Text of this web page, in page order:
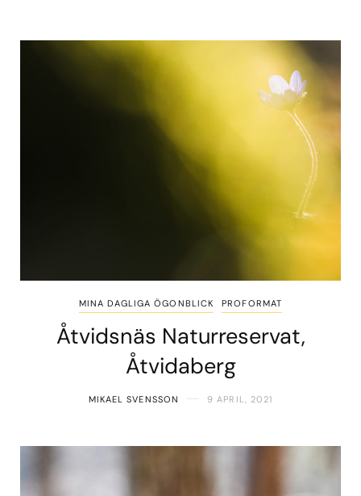
MINA DAGLIGA ÖGONBLICK PROFORMAT
Åtvidsnäs Naturreservat,
Åtvidaberg
MIKAEL SVENSSON 9 APRIL, 2021